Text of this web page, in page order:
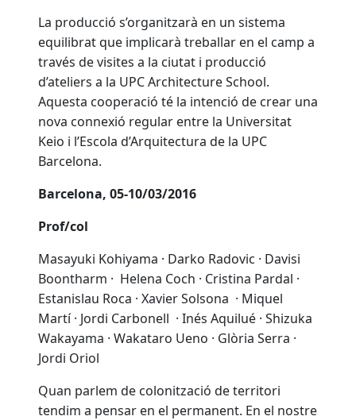
La producció s’organitzarà en un sistema
equilibrat que implicarà treballar en el camp a
través de visites a la ciutat i producció
d’ateliers a la UPC Architecture School.
Aquesta cooperació té la intenció de crear una
nova connexió regular entre la Universitat
Keio i l’Escola d’Arquitectura de la UPC
Barcelona.
Barcelona, 05-10/03/2016
Prof/col
Masayuki Kohiyama · Darko Radovic · Davisi
Boontharm · Helena Coch · Cristina Pardal ·
Estanislau Roca · Xavier Solsona · Miquel
Martí · Jordi Carbonell · Inés Aquilué · Shizuka
Wakayama · Wakataro Ueno · Glòria Serra ·
Jordi Oriol
Quan parlem de colonització de territori
tendim a pensar en el permanent. En el nostre